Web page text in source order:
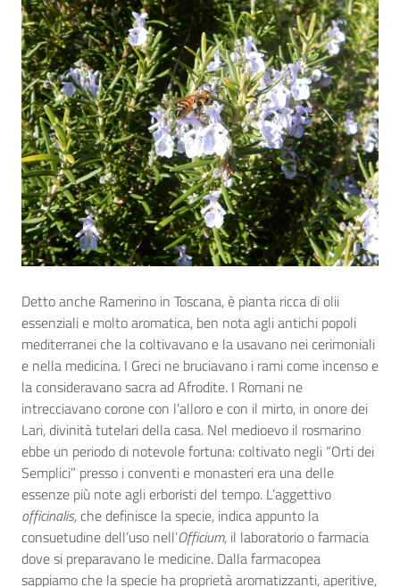
Detto anche Ramerino in Toscana, è pianta ricca di olii
essenziali e molto aromatica, ben nota agli antichi popoli
mediterranei che la coltivavano e la usavano nei cerimoniali
e nella medicina. I Greci ne bruciavano i rami come incenso e
la consideravano sacra ad Afrodite. I Romani ne
intrecciavano corone con l’alloro e con il mirto, in onore dei
Lari, divinità tutelari della casa. Nel medioevo il rosmarino
ebbe un periodo di notevole fortuna: coltivato negli “Orti dei
Semplici” presso i conventi e monasteri era una delle
essenze più note agli erboristi del tempo. L’aggettivo
officinalis, che definisce la specie, indica appunto la
consuetudine dell’uso nell’Officium, il laboratorio o farmacia
dove si preparavano le medicine. Dalla farmacopea
sappiamo che la specie ha proprietà aromatizzanti, aperitive,